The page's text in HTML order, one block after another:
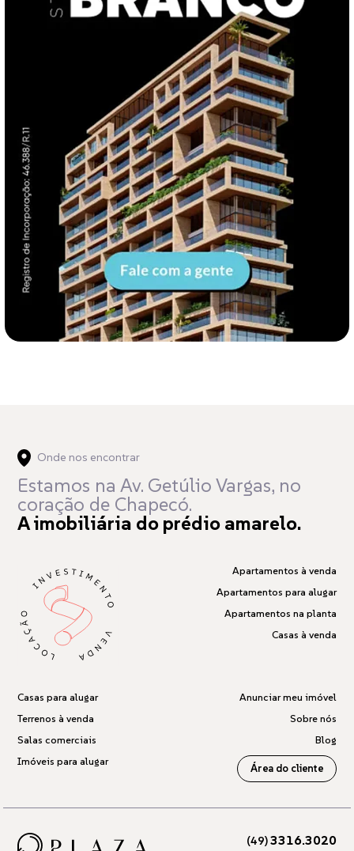
Onde nos encontrar
Estamos na Av. Getúlio Vargas, no
coração de Chapecó.
A imobiliária do prédio amarelo.
Apartamentos à venda
Apartamentos para alugar
Apartamentos na planta
Casas à venda
Casas para alugar
Terrenos à venda
Salas comerciais
Imóveis para alugar
Anunciar meu imóvel
Sobre nós
Blog
Área do cliente
(49)3316.3020